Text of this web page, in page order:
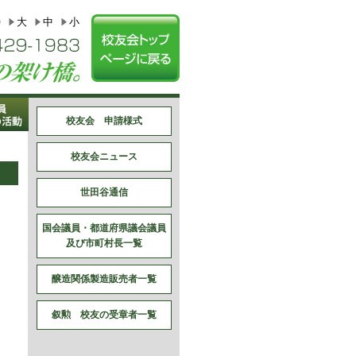
大 中 小
校友会 申請様式
校友会ニュース
世田谷通信
国会議員・都道府県議会議員
及び市町村長一覧
醸造関係製造販売者一覧
叙勲 校友の受章者一覧